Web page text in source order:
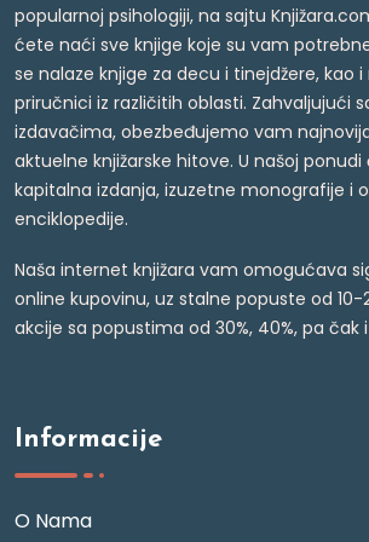
popularnoj psihologiji, na sajtu
ćete naći sve knjige koje su vam
se nalaze knjige za decu i tinejdžere, kao
priručnici iz različitih oblasti. Zahvaljujući
izdavačima, obezbeđujemo vam
aktuelne knjižarske hitove. U našoj
kapitalna izdanja, izuzetne monografije i
enciklopedije.
Naša internet knjižara vam omogućava
online kupovinu, uz stalne popuste od 10-
akcije sa popustima od 30%, 40%, pa čak i
Informacije
O Nama